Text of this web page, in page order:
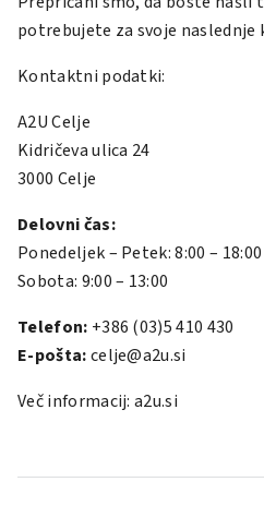
potrebujete za svoje naslednje
Kontaktni podatki:
A2U Celje
Kidričeva ulica 24
3000 Celje
Delovni čas:
Ponedeljek – Petek: 8:00 – 18:00
Sobota: 9:00 – 13:00
Telefon: +386 (03)5 410 430
E-pošta:celje@a2u.si
Več informacij:a2u.si